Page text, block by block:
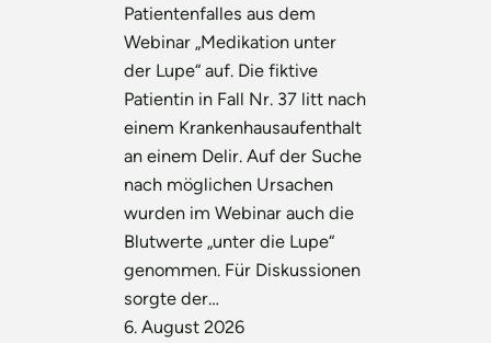
Patientenfalles aus dem
Webinar „Medikation unter
der Lupe“ auf. Die fiktive
Patientin in Fall Nr. 37 litt nach
einem Krankenhausaufenthalt
an einem Delir. Auf der Suche
nach möglichen Ursachen
wurden im Webinar auch die
Blutwerte „unter die Lupe“
genommen. Für Diskussionen
sorgte der…
6. August 2026